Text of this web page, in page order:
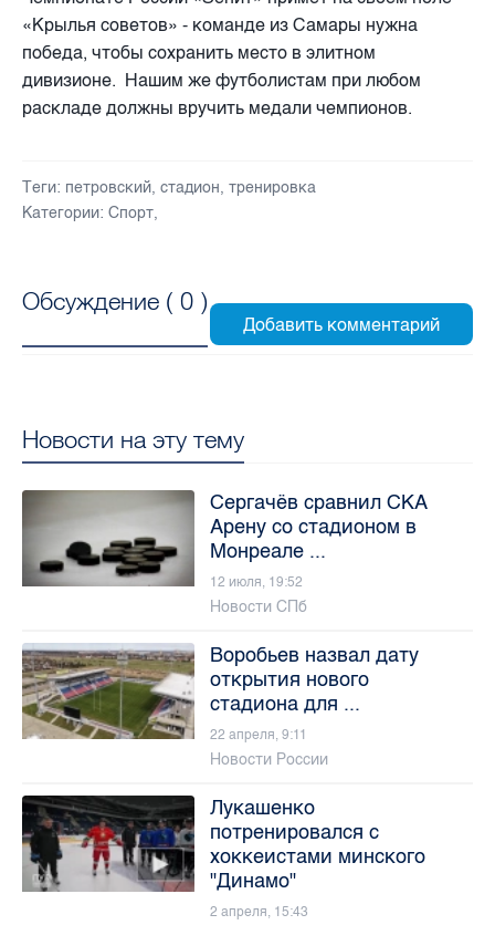
«Крылья советов» - команде из Самары нужна
победа, чтобы сохранить место в элитном
дивизионе. Нашим же футболистам при любом
раскладе должны вручить медали чемпионов.
Теги: петровский, стадион, тренировка
Категории: Спорт,
Обсуждение ( 0 )
Новости на эту тему
Сергачёв сравнил СКА
Арену со стадионом в
Монреале ...
12 июля, 19:52
Новости СПб
Воробьев назвал дату
открытия нового
стадиона для ...
22 апреля, 9:11
Новости России
Лукашенко
потренировался с
хоккеистами минского
"Динамо"
2 апреля, 15:43